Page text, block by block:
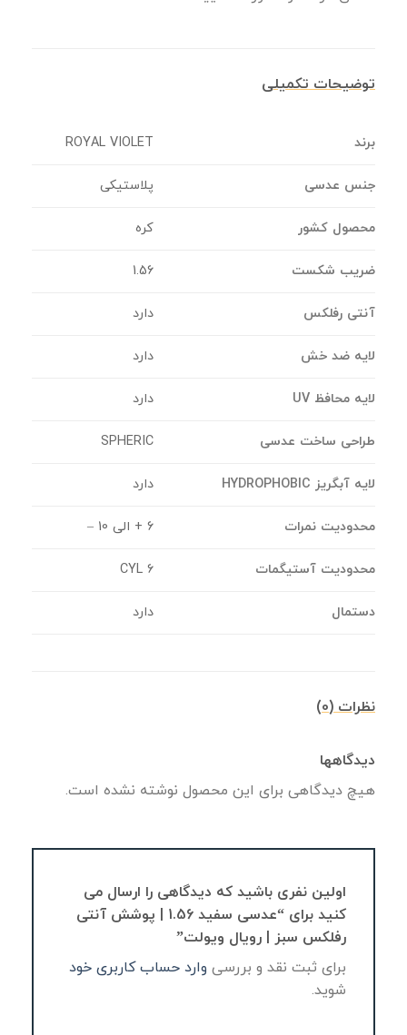
توضیحات تکمیلی
برند ROYAL VIOLET
جنس عدسی پلاستیکی
محصول کشور کره
ضریب شکست 1.56
آنتی رفلکس دارد
لایه ضد خش دارد
لایه محافظ UV دارد
طراحی ساخت عدسی SPHERIC
لایه آبگریز HYDROPHOBIC دارد
محدودیت نمرات 6 + الی 10 –
محدودیت آستیگمات CYL 6
دستمال دارد
نظرات (0)
دیدگاهها
هیچ دیدگاهی برای این محصول نوشته نشده است.
اولین نفری باشید که دیدگاهی را ارسال می
کنید برای “عدسی سفید 1.56 | پوشش آنتی
رفلکس سبز | رویال ویولت”
برای ثبت نقد و بررسی وارد حساب کاربری خود
شوید.